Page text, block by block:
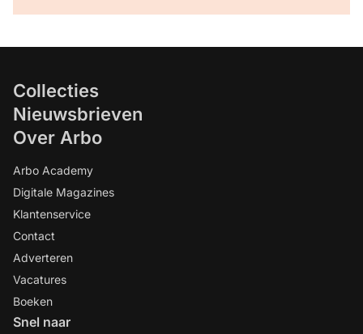
Collecties
Nieuwsbrieven
Over Arbo
Arbo Academy
Digitale Magazines
Klantenservice
Contact
Adverteren
Vacatures
Boeken
Snel naar